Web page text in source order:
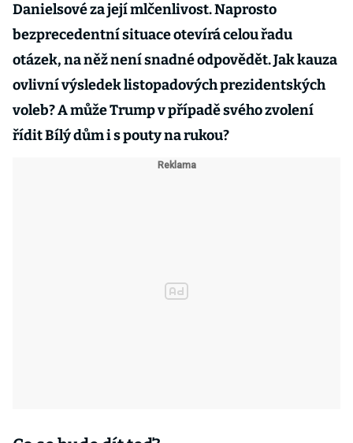
Danielsové za její mlčenlivost. Naprosto
bezprecedentní situace otevírá celou řadu
otázek, na něž není snadné odpovědět. Jak kauza
ovlivní výsledek listopadových prezidentských
voleb? A může Trump v případě svého zvolení
řídit Bílý dům i s pouty na rukou?